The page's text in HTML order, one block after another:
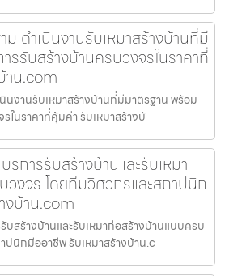
ม ดำเนินงานรับเหมาสร้างบ้านที่มี
รรับสร้างบ้านครบวงจรในราคาที่
าน.com
นงานรับเหมาสร้างบ้านที่มีมาตรฐาน พร้อม
ในราคาที่คุ้มค่า รับเหมาสร้างบ้
บริการรับสร้างบ้านและรับเหมา
งจร โดยทีมวิศวกรและสถาปนิก
งบ้าน.com
รับสร้างบ้านและรับเหมาก่อสร้างบ้านแบบครบ
ปนิกมืออาชีพ รับเหมาสร้างบ้าน.c